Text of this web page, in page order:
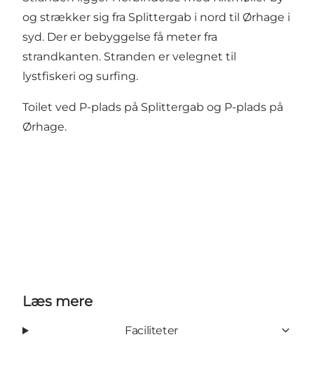
og strækker sig fra Splittergab i nord til Ørhage i
syd. Der er bebyggelse få meter fra
strandkanten. Stranden er velegnet til
lystfiskeri og surfing.
Toilet ved P-plads på Splittergab og P-plads på
Ørhage.
Læs mere
Faciliteter